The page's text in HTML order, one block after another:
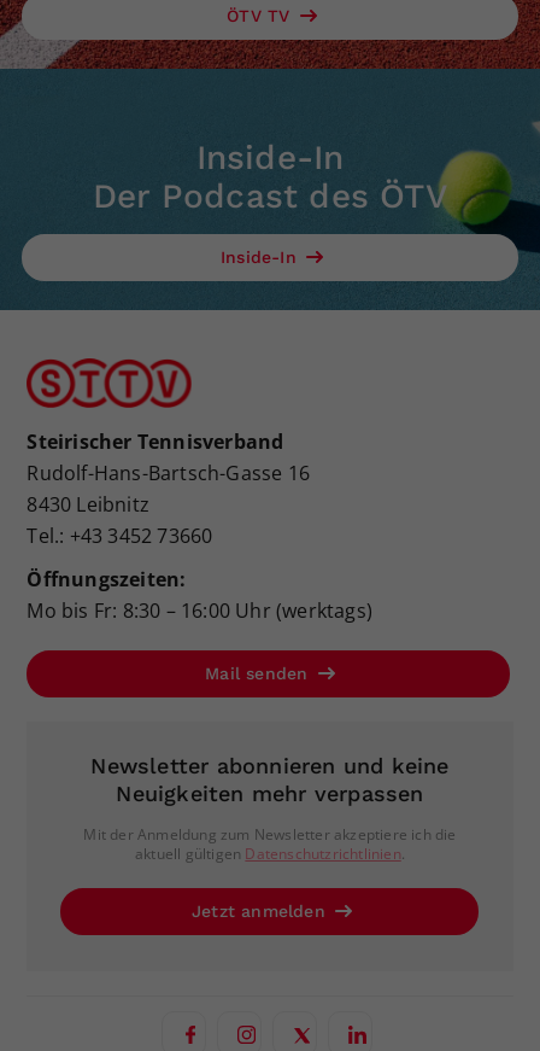
ÖTV TV
Inside-In
Der Podcast des ÖTV
Inside-In
Steirischer Tennisverband
Rudolf-Hans-Bartsch-Gasse 16
8430 Leibnitz
Tel.: +43 3452 73660
Öffnungszeiten:
Mo bis Fr: 8:30 – 16:00 Uhr (werktags)
Mail senden
Newsletter abonnieren und keine
Neuigkeiten mehr verpassen
Mit der Anmeldung zum Newsletter akzeptiere ich die
aktuell gültigen Datenschutzrichtlinien.
Jetzt anmelden